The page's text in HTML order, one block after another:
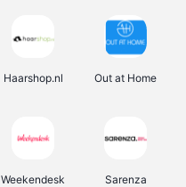
Haarshop.nl Out at Home
Weekendesk Sarenza